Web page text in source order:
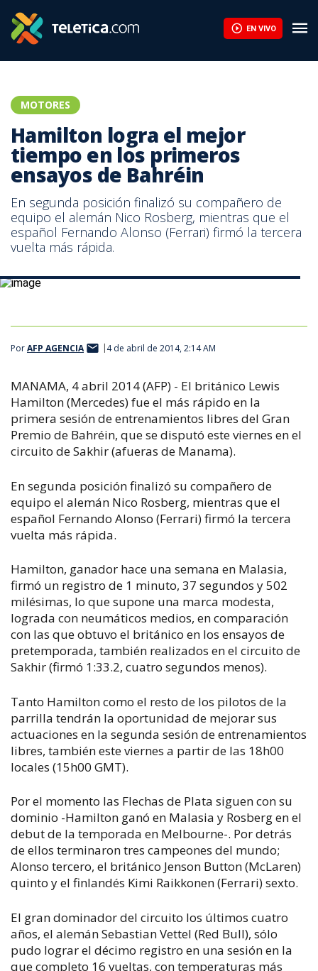
EN VIVO
MOTORES
Hamilton logra el mejor
tiempo en los primeros
ensayos de Bahréin
En segunda posición finalizó su compañero de
equipo el alemán Nico Rosberg, mientras que el
español Fernando Alonso (Ferrari) firmó la tercera
vuelta más rápida.
PorAFP AGENCIA 4 de abril de 2014, 2:14 AM
MANAMA, 4 abril 2014 (AFP) - El británico Lewis
Hamilton (Mercedes) fue el más rápido en la
primera sesión de entrenamientos libres del Gran
Premio de Bahréin, que se disputó este viernes en el
circuito de Sakhir (afueras de Manama).
En segunda posición finalizó su compañero de
equipo el alemán Nico Rosberg, mientras que el
español Fernando Alonso (Ferrari) firmó la tercera
vuelta más rápida.
Hamilton, ganador hace una semana en Malasia,
firmó un registro de 1 minuto, 37 segundos y 502
milésimas, lo que supone una marca modesta,
lograda con neumáticos medios, en comparación
con las que obtuvo el británico en los ensayos de
pretemporada, también realizados en el circuito de
Sakhir (firmó 1:33.2, cuatro segundos menos).
Tanto Hamilton como el resto de los pilotos de la
parrilla tendrán la oportunidad de mejorar sus
actuaciones en la segunda sesión de entrenamientos
libres, también este viernes a partir de las 18h00
locales (15h00 GMT).
Por el momento las Flechas de Plata siguen con su
dominio -Hamilton ganó en Malasia y Rosberg en el
debut de la temporada en Melbourne-. Por detrás
de ellos terminaron tres campeones del mundo;
Alonso tercero, el británico Jenson Button (McLaren)
quinto y el finlandés Kimi Raikkonen (Ferrari) sexto.
El gran dominador del circuito los últimos cuatro
años, el alemán Sebastian Vettel (Red Bull), sólo
pudo lograr el décimo registro en una sesión en la
que completo 16 vueltas, con temperaturas más